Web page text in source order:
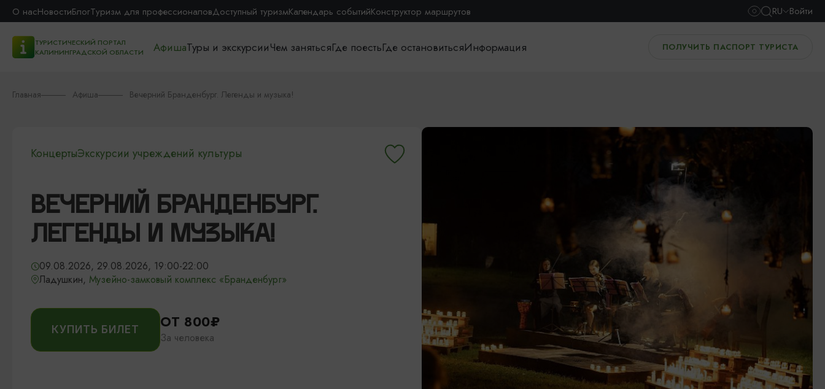
О насНовостиБлогТуризм для профессионаловДоступный туризмКалендарь событийКонструктор маршрутов RU Войти
ТУРИСТИЧЕСКИЙ ПОРТАЛ
КАЛИНИНГРАДСКОЙ ОБЛАСТИ
АфишаТуры и экскурсииЧем занятьсяГде поестьГде остановитьсяИнформация ПОЛУЧИТЬ ПАСПОРТ ТУРИСТА
Главная Афиша Вечерний Бранденбург. Легенды и музыка!
КонцертыЭкскурсии учреждений культуры
ВЕЧЕРНИЙ БРАНДЕНБУРГ.
ЛЕГЕНДЫ И МУЗЫКА!
09.08.2026, 29.08.2026, 19:00-22:00
Ладушкин, Музейно-замковый комплекс «Бранденбург»
КУПИТЬ БИЛЕТ ОТ 800₽
За человека